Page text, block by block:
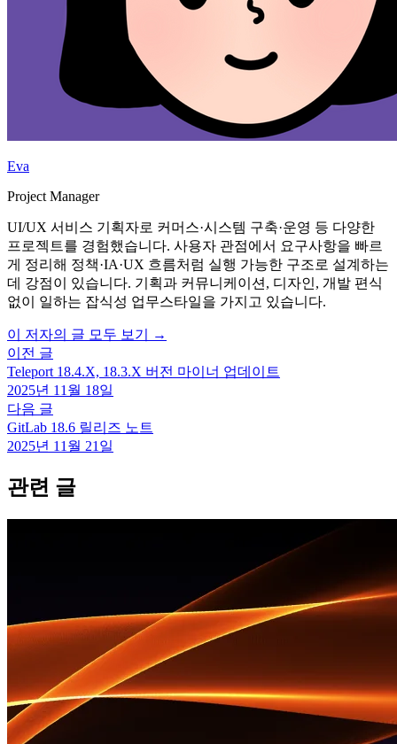
Eva
Project Manager
UI/UX 서비스 기획자로 커머스·시스템 구축·운영 등 다양한
프로젝트를 경험했습니다. 사용자 관점에서 요구사항을 빠르
게 정리해 정책·IA·UX 흐름처럼 실행 가능한 구조로 설계하는
데 강점이 있습니다. 기획과 커뮤니케이션, 디자인, 개발 편식
없이 일하는 잡식성 업무스타일을 가지고 있습니다.
이 저자의 글 모두 보기 →
이전 글
Teleport 18.4.X, 18.3.X 버전 마이너 업데이트
2025년 11월 18일
다음 글
GitLab 18.6 릴리즈 노트
2025년 11월 21일
관련 글